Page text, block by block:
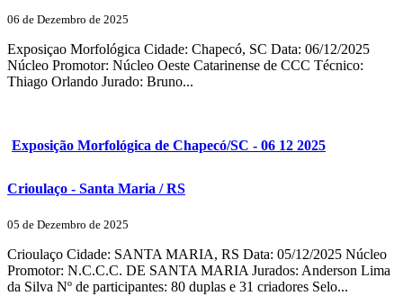
06 de Dezembro de 2025
Exposiçao Morfológica Cidade: Chapecó, SC Data: 06/12/2025
Núcleo Promotor: Núcleo Oeste Catarinense de CCC Técnico:
Thiago Orlando Jurado: Bruno...
Exposição Morfológica de Chapecó/SC - 06 12 2025
Crioulaço - Santa Maria / RS
05 de Dezembro de 2025
Crioulaço Cidade: SANTA MARIA, RS Data: 05/12/2025 Núcleo
Promotor: N.C.C.C. DE SANTA MARIA Jurados: Anderson Lima
da Silva Nº de participantes: 80 duplas e 31 criadores Selo...